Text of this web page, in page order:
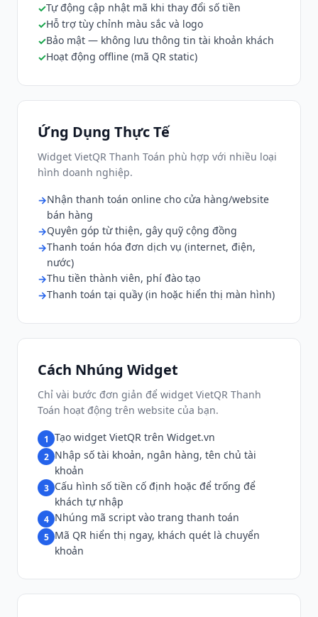
Tự động cập nhật mã khi thay đổi số tiền
Hỗ trợ tùy chỉnh màu sắc và logo
Bảo mật — không lưu thông tin tài khoản khách
Hoạt động offline (mã QR static)
Ứng Dụng Thực Tế
Widget VietQR Thanh Toán phù hợp với nhiều loại
hình doanh nghiệp.
Nhận thanh toán online cho cửa hàng/website
bán hàng
Quyên góp từ thiện, gây quỹ cộng đồng
Thanh toán hóa đơn dịch vụ (internet, điện,
nước)
Thu tiền thành viên, phí đào tạo
Thanh toán tại quầy (in hoặc hiển thị màn hình)
Cách Nhúng Widget
Chỉ vài bước đơn giản để widget VietQR Thanh
Toán hoạt động trên website của bạn.
1 Tạo widget VietQR trên Widget.vn
2 Nhập số tài khoản, ngân hàng, tên chủ tài
khoản
3 Cấu hình số tiền cố định hoặc để trống để
khách tự nhập
4 Nhúng mã script vào trang thanh toán
5 Mã QR hiển thị ngay, khách quét là chuyển
khoản